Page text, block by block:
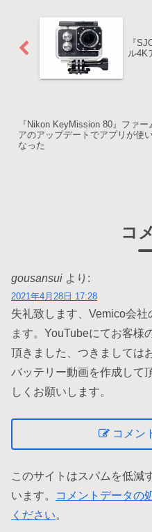
『
ル4K
『Nikon KeyMission 80』ファー
アのアップデートでアプリが使
なった
コ
gousansui より:
2021年4月28日 17:28
失礼致します、Vemico会社
ます。YouTubeにてお客様
頂きました、つきましては
バッテリー動画を作成して
しくお願いします。
コメン
このサイトはスパムを低減
います。
コメントデータの
ください。